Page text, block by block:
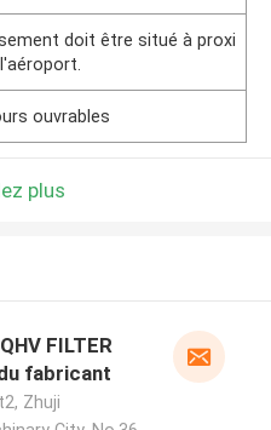
doit être situé à proxi
ouvrables
plus
FILTER
fabricant
Zhuji